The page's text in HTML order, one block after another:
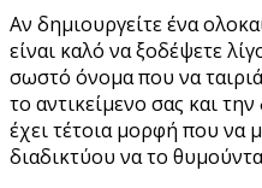
Αν δημιουργείτε ένα
είναι καλό να ξοδέψετε
σωστό όνομα που να
το αντικείμενο σας και
έχει τέτοια μορφή που να
διαδικτύου να το